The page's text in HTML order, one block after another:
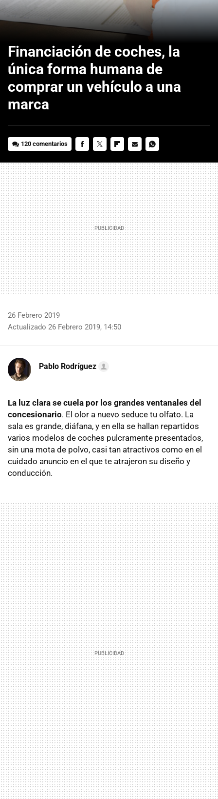
Financiación de coches, la
única forma humana de
comprar un vehículo a una
marca
120 comentarios
MAIL
26 Febrero 2019
Actualizado 26 Febrero 2019, 14:50
Pablo Rodríguez
La luz clara se cuela por los grandes ventanales del
concesionario. El olor a nuevo seduce tu olfato. La
sala es grande, diáfana, y en ella se hallan repartidos
varios modelos de coches pulcramente presentados,
sin una mota de polvo, casi tan atractivos como en el
cuidado anuncio en el que te atrajeron su diseño y
conducción.